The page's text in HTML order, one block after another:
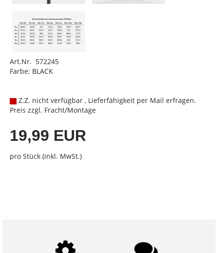
Art.Nr. 572245
Farbe: BLACK
Z.Z. nicht verfügbar , Lieferfähigkeit per Mail erfragen.
Preis zzgl. Fracht/Montage
19,99 EUR
pro Stück (inkl. MwSt.)